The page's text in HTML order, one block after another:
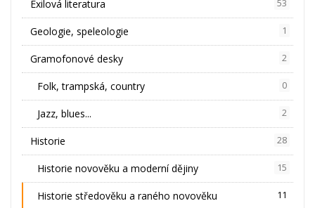
Exilová literatura 53
Geologie, speleologie 1
Gramofonové desky 2
Folk, trampská, country 0
Jazz, blues... 2
Historie 28
Historie novověku a moderní dějiny 15
Historie středověku a raného novověku 11